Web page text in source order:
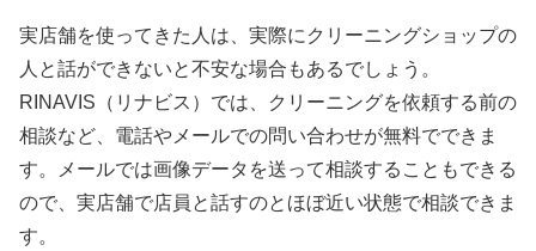
実店舗を使ってきた人は、実際にクリーニングショップの
人と話ができないと不安な場合もあるでしょう。
RINAVIS（リナビス）では、クリーニングを依頼する前の
相談など、電話やメールでの問い合わせが無料でできま
す。メールでは画像データを送って相談することもできる
ので、実店舗で店員と話すのとほぼ近い状態で相談できま
す。